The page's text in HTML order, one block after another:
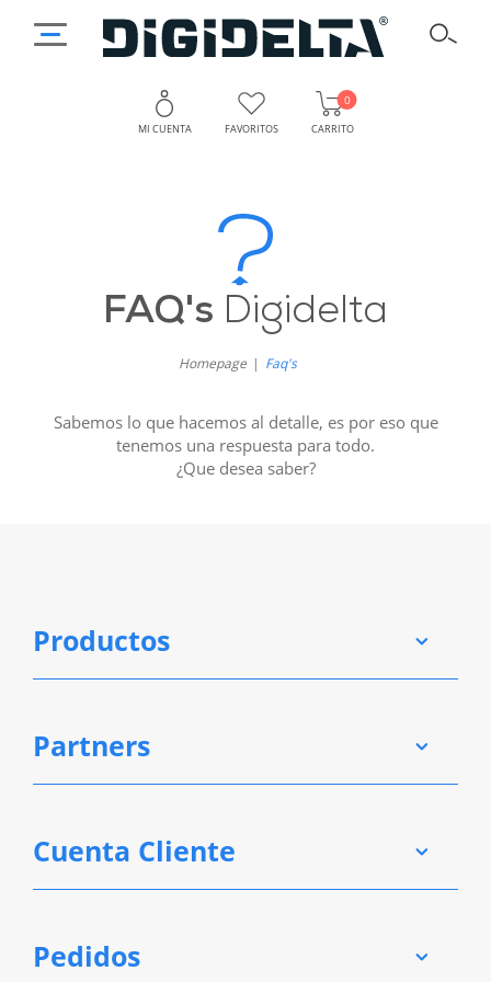
MI CUENTA FAVORITOS CARRITO
0
FAQ's Digidelta
Homepage Faq's
Sabemos lo que hacemos al detalle, es por eso que
tenemos una respuesta para todo.
¿Que desea saber?
Productos
Partners
Cuenta Cliente
Pedidos